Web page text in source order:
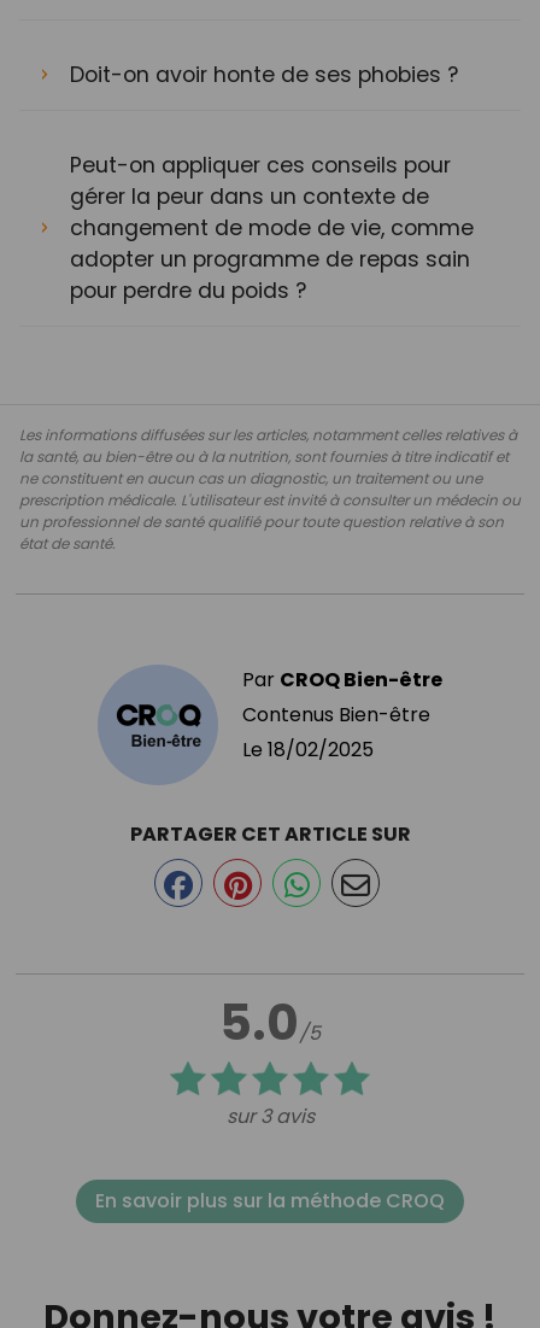
Doit-on avoir honte de ses phobies ?
Peut-on appliquer ces conseils pour
gérer la peur dans un contexte de
changement de mode de vie, comme
adopter un programme de repas sain
pour perdre du poids ?
Les informations diffusées sur les articles, notamment celles relatives à
la santé, au bien-être ou à la nutrition, sont fournies à titre indicatif et
ne constituent en aucun cas un diagnostic, un traitement ou une
prescription médicale. L'utilisateur est invité à consulter un médecin ou
un professionnel de santé qualifié pour toute question relative à son
état de santé.
Par CROQ Bien-être
Contenus Bien-être
Le 18/02/2025
5.0/5
sur 3 avis
PARTAGER CET ARTICLE SUR
En savoir plus sur la méthode CROQ
Donnez-nous votre avis !